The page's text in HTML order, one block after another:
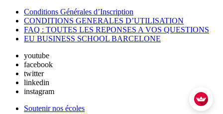
Conditions Générales d’Inscription
CONDITIONS GENERALES D’UTILISATION
FAQ : TOUTES LES REPONSES A VOS QUESTIONS
EU BUSINESS SCHOOL BARCELONE
youtube
facebook
twitter
linkedin
instagram
Soutenir nos écoles